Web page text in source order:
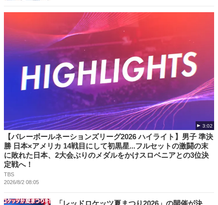
3:02
【バレーボールネーションズリーグ2026 ハイライト】男子 準決
勝 日本×アメリカ 14戦目にして初黒星...フルセットの激闘の末
に敗れた日本、2大会ぶりのメダルをかけスロベニアとの3位決
定戦へ！
TBS
2026/8/2 08:05
「レッドロケッツ夏まつり2026」の開催が決